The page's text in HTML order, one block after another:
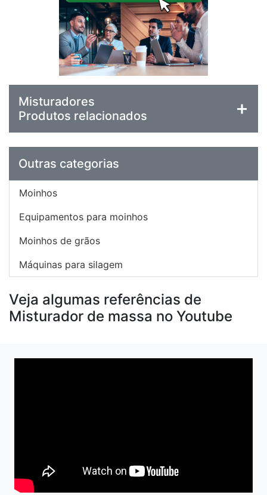
Misturadores
Produtos relacionados
Outras categorias
Moinhos
Equipamentos para moinhos
Moinhos de grãos
Máquinas para silagem
Veja algumas referências de
Misturador de massa no Youtube